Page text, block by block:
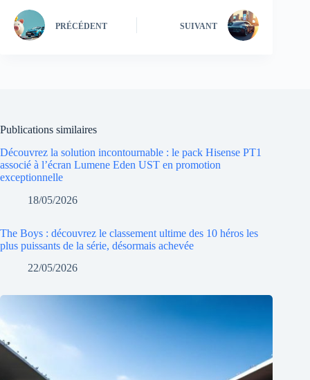
PRÉCÉDENT SUIVANT
Publications similaires
Découvrez la solution incontournable : le pack Hisense PT1
associé à l’écran Lumene Eden UST en promotion
exceptionnelle
18/05/2026
The Boys : découvrez le classement ultime des 10 héros les
plus puissants de la série, désormais achevée
22/05/2026